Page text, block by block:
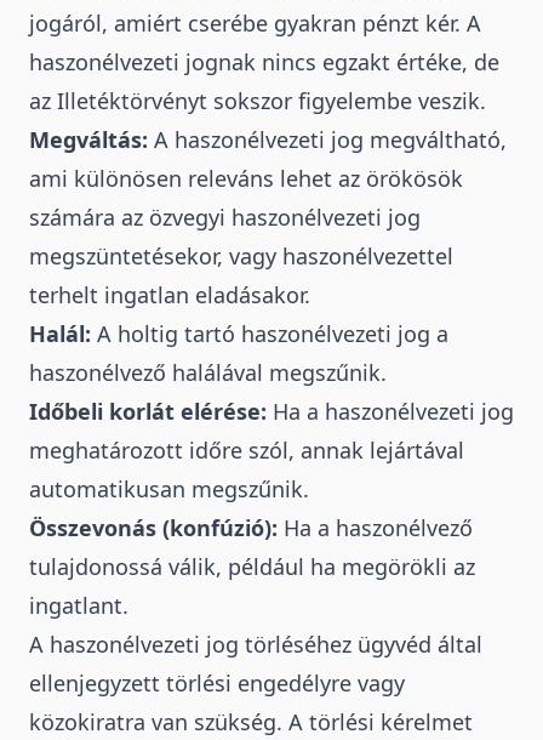
jogáról, amiért cserébe gyakran pénzt kér. A
haszonélvezeti jognak nincs egzakt értéke, de
az Illetéktörvényt sokszor figyelembe veszik.
Megváltás: A haszonélvezeti jog megváltható,
ami különösen releváns lehet az örökösök
számára az özvegyi haszonélvezeti jog
megszüntetésekor, vagy haszonélvezettel
terhelt ingatlan eladásakor.
Halál: A holtig tartó haszonélvezeti jog a
haszonélvező halálával megszűnik.
Időbeli korlát elérése: Ha a haszonélvezeti jog
meghatározott időre szól, annak lejártával
automatikusan megszűnik.
Összevonás (konfúzió): Ha a haszonélvező
tulajdonossá válik, például ha megörökli az
ingatlant.
A haszonélvezeti jog törléséhez ügyvéd által
ellenjegyzett törlési engedélyre vagy
közokiratra van szükség. A törlési kérelmet